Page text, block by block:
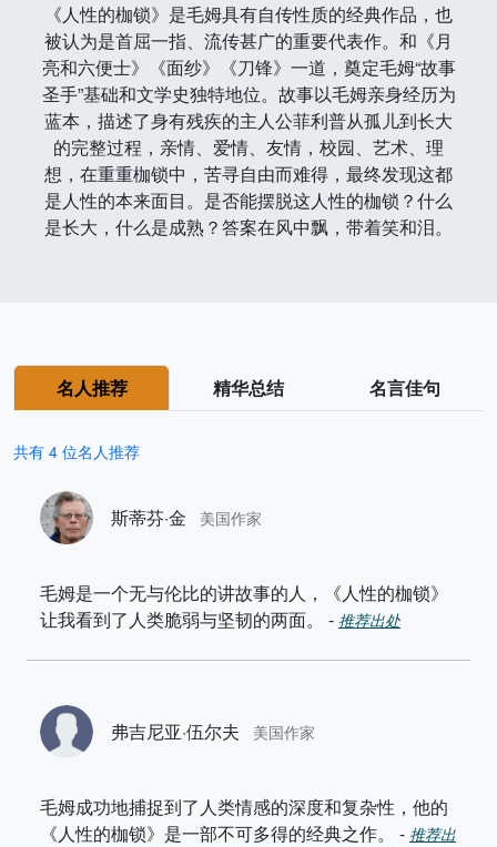
《人性的枷锁》是毛姆具有自传性质的经典作品，也
被认为是首屈一指、流传甚广的重要代表作。和《月
亮和六便士》《面纱》《刀锋》一道，奠定毛姆“故事
圣手”基础和文学史独特地位。故事以毛姆亲身经历为
蓝本，描述了身有残疾的主人公菲利普从孤儿到长大
的完整过程，亲情、爱情、友情，校园、艺术、理
想，在重重枷锁中，苦寻自由而难得，最终发现这都
是人性的本来面目。是否能摆脱这人性的枷锁？什么
是长大，什么是成熟？答案在风中飘，带着笑和泪。
名人推荐 精华总结 名言佳句
共有 4 位名人推荐
斯蒂芬·金 美国作家
毛姆是一个无与伦比的讲故事的人，《人性的枷锁》
让我看到了人类脆弱与坚韧的两面。
- 推荐出处
弗吉尼亚·伍尔夫 美国作家
毛姆成功地捕捉到了人类情感的深度和复杂性，他的
《人性的枷锁》是一部不可多得的经典之作。
- 推荐出